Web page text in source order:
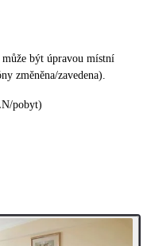
být úpravou místní
změněna/zavedena).
pobyt)